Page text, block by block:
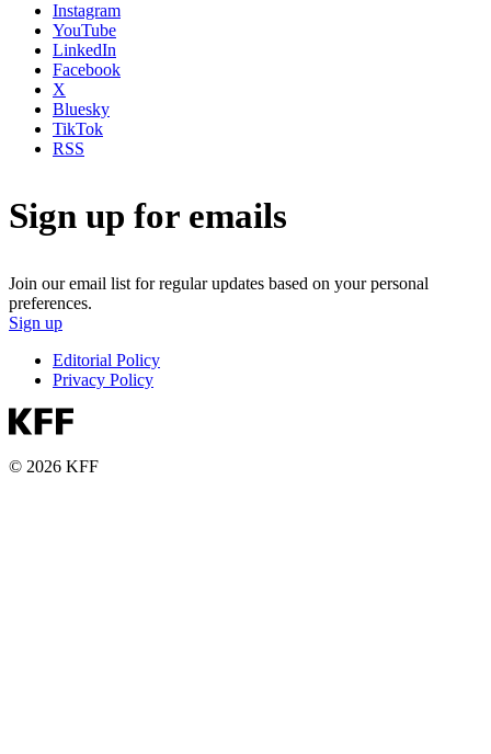
Instagram
YouTube
LinkedIn
Facebook
X
Bluesky
TikTok
RSS
Sign up for emails
Join our email list for regular updates based on your personal
preferences.
Sign up
Editorial Policy
Privacy Policy
© 2026 KFF